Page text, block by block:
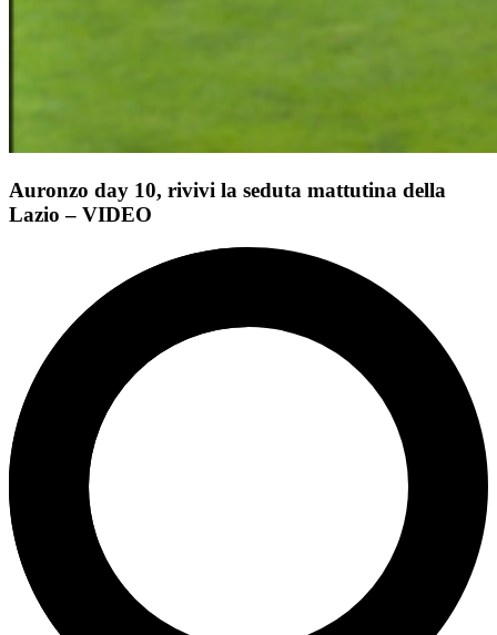
Auronzo day 10, rivivi la seduta mattutina della
Lazio – VIDEO